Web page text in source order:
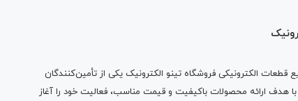
الکترونیکی فروشگاه تینو الکترونیک یکی از تأمین‌کنندگان
هدف ارائه محصولات باکیفیت و قیمت مناسب، فعالیت خود را آغاز